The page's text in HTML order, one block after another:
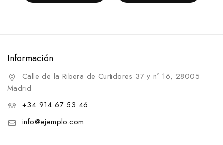
Información
Calle de la Ribera de Curtidores 37 y nº 16, 28005
Madrid
+34 914 67 53 46
info@ejemplo.com